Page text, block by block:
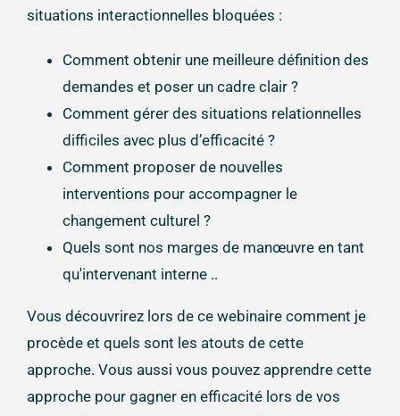
situations interactionnelles bloquées :
Comment obtenir une meilleure définition des
demandes et poser un cadre clair ?
Comment gérer des situations relationnelles
difficiles avec plus d’efficacité ?
Comment proposer de nouvelles
interventions pour accompagner le
changement culturel ?
Quels sont nos marges de manœuvre en tant
qu'intervenant interne ..
Vous découvrirez lors de ce webinaire comment je
procède et quels sont les atouts de cette
approche. Vous aussi vous pouvez apprendre cette
approche pour gagner en efficacité lors de vos